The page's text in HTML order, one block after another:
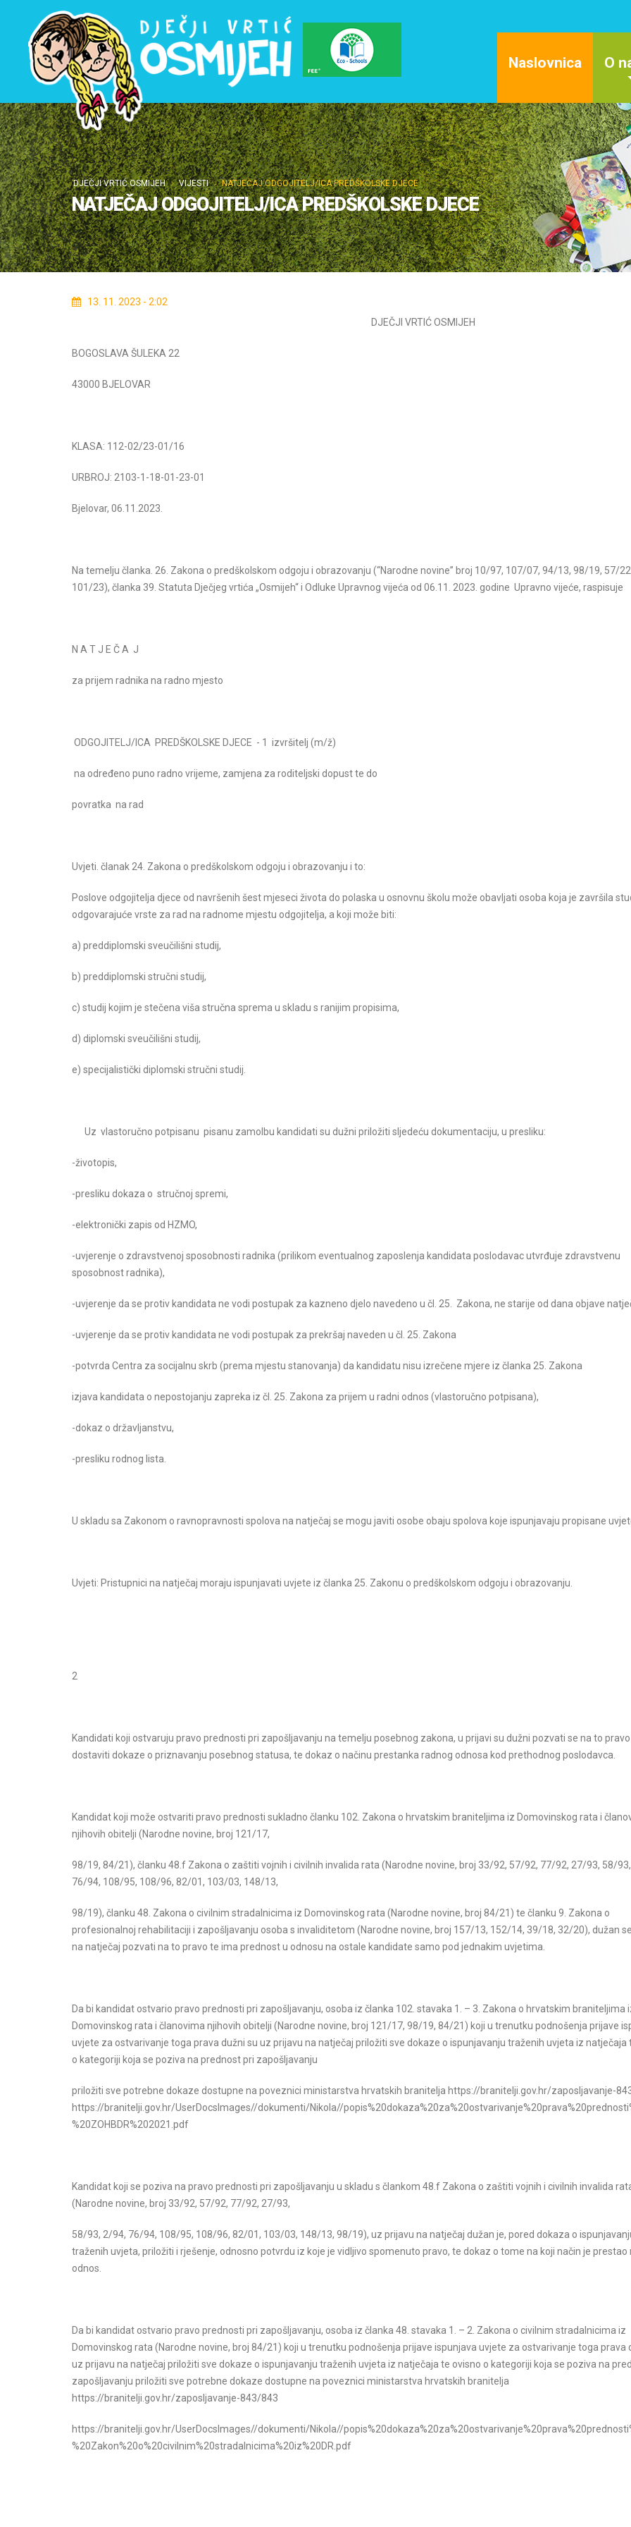
Naslovnica O
DJEČJI VRTIĆ OSMIJEH VIJESTI NATJEČAJ ODGOJITELJ/ICA PREDŠKOLSKE DJECE
NATJEČAJ ODGOJITELJ/ICA PREDŠKOLSKE DJECE
13. 11. 2023 - 2:02
DJEČJI VRTIĆ OSMIJEH
BOGOSLAVA ŠULEKA 22
43000 BJELOVAR
KLASA: 112-02/23-01/16
URBROJ: 2103-1-18-01-23-01
Bjelovar, 06.11.2023.
Na temelju članka. 26. Zakona o predškolskom odgoju i obrazovanju (“Narodne novine” broj 10/97, 107/07, 94/13, 98/19, 57/
101/23), članka 39. Statuta Dječjeg vrtića „Osmijeh“ i Odluke Upravnog vijeća od 06.11. 2023. godine Upravno vijeće, raspisuje
N A T J E Č A J
za prijem radnika na radno mjesto
ODGOJITELJ/ICA PREDŠKOLSKE DJECE - 1 izvršitelj (m/ž)
na određeno puno radno vrijeme, zamjena za roditeljski dopust te do
povratka na rad
Uvjeti. članak 24. Zakona o predškolskom odgoju i obrazovanju i to:
Poslove odgojitelja djece od navršenih šest mjeseci života do polaska u osnovnu školu može obavljati osoba koja je završila
odgovarajuće vrste za rad na radnome mjestu odgojitelja, a koji može biti:
a) preddiplomski sveučilišni studij,
b) preddiplomski stručni studij,
c) studij kojim je stečena viša stručna sprema u skladu s ranijim propisima,
d) diplomski sveučilišni studij,
e) specijalistički diplomski stručni studij.
Uz vlastoručno potpisanu pisanu zamolbu kandidati su dužni priložiti sljedeću dokumentaciju, u presliku:
-životopis,
-presliku dokaza o stručnoj spremi,
-elektronički zapis od HZMO,
-uvjerenje o zdravstvenoj sposobnosti radnika (prilikom eventualnog zaposlenja kandidata poslodavac utvrđuje zdravstvenu
sposobnost radnika),
-uvjerenje da se protiv kandidata ne vodi postupak za kazneno djelo navedeno u čl. 25. Zakona, ne starije od dana objave
-uvjerenje da se protiv kandidata ne vodi postupak za prekršaj naveden u čl. 25. Zakona
-potvrda Centra za socijalnu skrb (prema mjestu stanovanja) da kandidatu nisu izrečene mjere iz članka 25. Zakona
izjava kandidata o nepostojanju zapreka iz čl. 25. Zakona za prijem u radni odnos (vlastoručno potpisana),
-dokaz o državljanstvu,
-presliku rodnog lista.
U skladu sa Zakonom o ravnopravnosti spolova na natječaj se mogu javiti osobe obaju spolova koje ispunjavaju propisane
Uvjeti: Pristupnici na natječaj moraju ispunjavati uvjete iz članka 25. Zakonu o predškolskom odgoju i obrazovanju.
2
Kandidati koji ostvaruju pravo prednosti pri zapošljavanju na temelju posebnog zakona, u prijavi su dužni pozvati se na to
dostaviti dokaze o priznavanju posebnog statusa, te dokaz o načinu prestanka radnog odnosa kod prethodnog poslodavca.
Kandidat koji može ostvariti pravo prednosti sukladno članku 102. Zakona o hrvatskim braniteljima iz Domovinskog rata i
njihovih obitelji (Narodne novine, broj 121/17,
98/19, 84/21), članku 48.f Zakona o zaštiti vojnih i civilnih invalida rata (Narodne novine, broj 33/92, 57/92, 77/92, 27/93, 58/
76/94, 108/95, 108/96, 82/01, 103/03, 148/13,
98/19), članku 48. Zakona o civilnim stradalnicima iz Domovinskog rata (Narodne novine, broj 84/21) te članku 9. Zakona o
profesionalnoj rehabilitaciji i zapošljavanju osoba s invaliditetom (Narodne novine, broj 157/13, 152/14, 39/18, 32/20), dužan
na natječaj pozvati na to pravo te ima prednost u odnosu na ostale kandidate samo pod jednakim uvjetima.
Da bi kandidat ostvario pravo prednosti pri zapošljavanju, osoba iz članka 102. stavaka 1. – 3. Zakona o hrvatskim braniteljima
Domovinskog rata i članovima njihovih obitelji (Narodne novine, broj 121/17, 98/19, 84/21) koji u trenutku podnošenja prijave
uvjete za ostvarivanje toga prava dužni su uz prijavu na natječaj priložiti sve dokaze o ispunjavanju traženih uvjeta iz natječaja
o kategoriji koja se poziva na prednost pri zapošljavanju
priložiti sve potrebne dokaze dostupne na poveznici ministarstva hrvatskih branitelja https://branitelji.gov.hr/zaposljavanje-
https://branitelji.gov.hr/UserDocsImages//dokumenti/Nikola//
%20ZOHBDR%202021.pdf
Kandidat koji se poziva na pravo prednosti pri zapošljavanju u skladu s člankom 48.f Zakona o zaštiti vojnih i civilnih invalida
(Narodne novine, broj 33/92, 57/92, 77/92, 27/93,
58/93, 2/94, 76/94, 108/95, 108/96, 82/01, 103/03, 148/13, 98/19), uz prijavu na natječaj dužan je, pored dokaza o
traženih uvjeta, priložiti i rješenje, odnosno potvrdu iz koje je vidljivo spomenuto pravo, te dokaz o tome na koji način je prestao
odnos.
Da bi kandidat ostvario pravo prednosti pri zapošljavanju, osoba iz članka 48. stavaka 1. – 2. Zakona o civilnim stradalnicima iz
Domovinskog rata (Narodne novine, broj 84/21) koji u trenutku podnošenja prijave ispunjava uvjete za ostvarivanje toga prava
uz prijavu na natječaj priložiti sve dokaze o ispunjavanju traženih uvjeta iz natječaja te ovisno o kategoriji koja se poziva na
zapošljavanju priložiti sve potrebne dokaze dostupne na poveznici ministarstva hrvatskih branitelja
https://branitelji.gov.hr/zaposljavanje-843/843
https://branitelji.gov.hr/UserDocsImages//dokumenti/Nikola//
%20Zakon%20o%20civilnim%20stradalnicima%20iz%20DR.pdf
više